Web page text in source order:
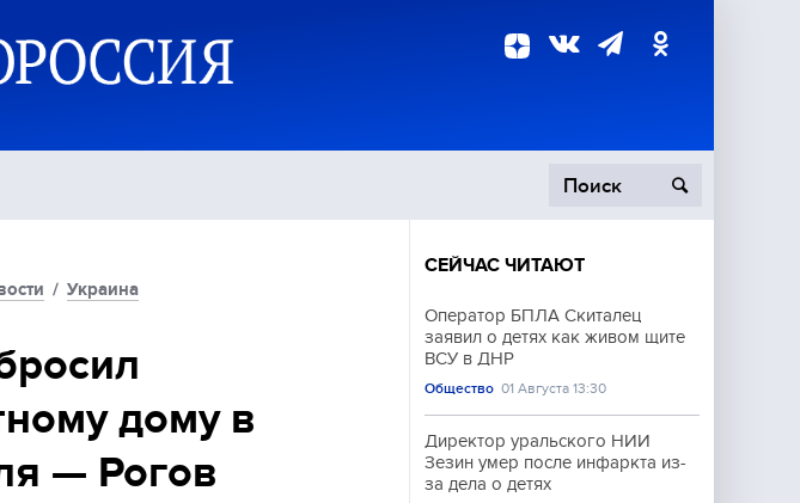
Происшествия
/ Украина
дому в
— Рогов
СЕЙЧАС ЧИТАЮТ
Оператор БПЛА Скиталец
заявил о детях как живом щите
ВСУ в ДНР
Общество 01 Августа 13:30
Директор уральского НИИ
Зезин умер после инфаркта из-
за дела о детях